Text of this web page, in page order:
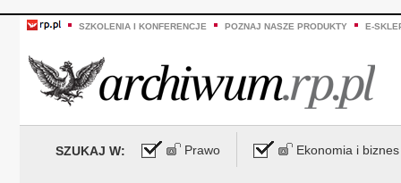
SZKOLENIA I KONFERENCJE POZNAJ NASZE PRODUKTY E-
SZUKAJ W: Prawo Ekonomia i biznes